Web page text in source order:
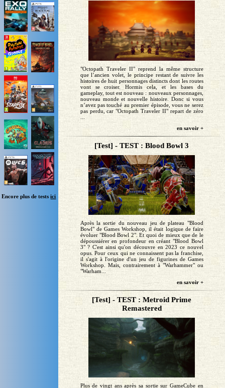
Encore plus de testsici
"Octopath Traveler II" reprend la même structure
que l’ancien volet, le principe restant de suivre les
histoires de huit personnages distincts dont les routes
vont se croiser. Hormis cela, et les bases du
gameplay, tout est nouveau : nouveaux personnages,
nouveau monde et nouvelle histoire. Donc si vous
n’avez pas touché au premier épisode, vous ne serez
pas perdu, car "Octopath Traveler II" repart de zéro
en savoir +
[Test] - TEST : Blood Bowl 3
Après la sortie du nouveau jeu de plateau "Blood
Bowl" de Games Workshop, il était logique de faire
évoluer "Blood Bowl 2". Et quoi de mieux que de le
dépoussiérer en profondeur en créant "Blood Bowl
3" ? C'est ainsi qu'on découvre en 2023 ce nouvel
opus. Pour ceux qui ne connaissent pas la franchise,
il s'agit à l'origine d'un jeu de figurines de Games
Workshop. Mais, contrairement à "Warhammer" ou
"Warham...
en savoir +
[Test] - TEST : Metroid Prime
Remastered
Plus de vingt ans après sa sortie sur GameCube en